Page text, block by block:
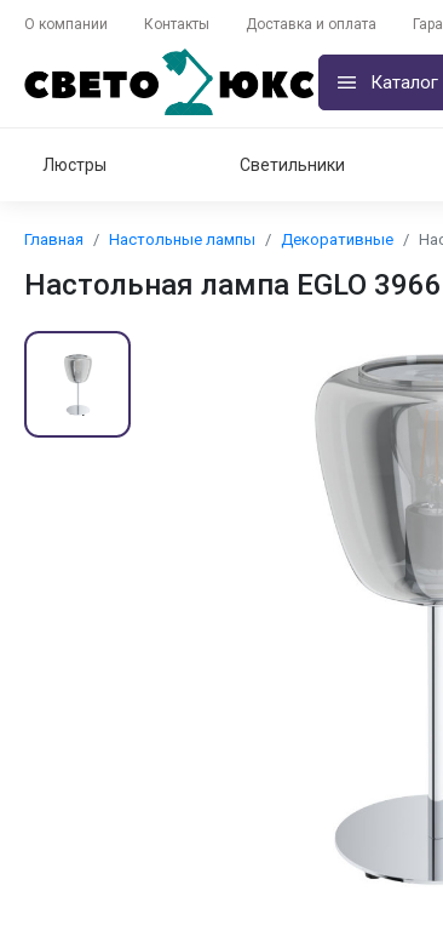
О компании Контакты Доставка и оплата
Каталог
Люстры Светильники
Главная Настольные лампы Декоративные
Настольная лампа EGLO